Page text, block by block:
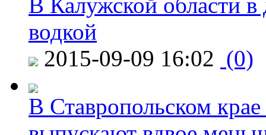
водкой
2015-09-09 16:02 (0)
В Ставропольском